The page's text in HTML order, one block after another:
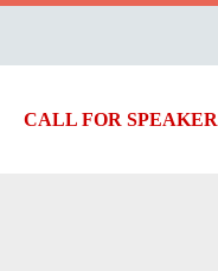
CALL FOR